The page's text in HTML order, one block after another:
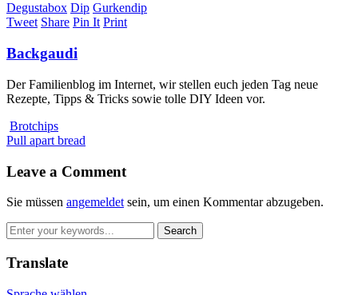
Degustabox Dip Gurkendip
Tweet Share Pin It Print
Backgaudi
Der Familienblog im Internet, wir stellen euch jeden Tag neue
Rezepte, Tipps & Tricks sowie tolle DIY Ideen vor.
Brotchips
Pull apart bread
Leave a Comment
Sie müssen angemeldet sein, um einen Kommentar abzugeben.
Translate